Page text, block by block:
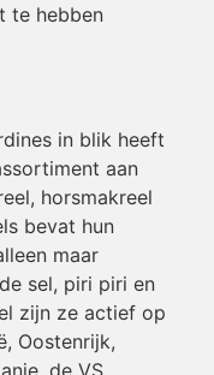
te hebben
in blik heeft
aan
horsmakreel
bevat hun
maar
sel, piri piri en
zijn ze actief op
Oostenrijk,